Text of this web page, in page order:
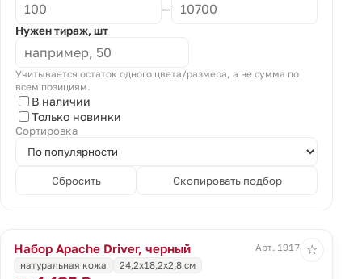
—
Нужен тираж, шт
Учитывается остаток одного цвета/размера, а не сумма по
всем позициям.
В наличии
Только новинки
Сортировка
Сбросить Скопировать подбор
Набор Apache Driver, черный
Арт. 19174.30
натуральная кожа
24,2х18,2х2,8 см
☆